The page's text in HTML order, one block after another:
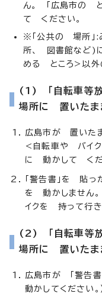
ん。 「広島市の
て ください。
※「公共の 場所
所、 図書館など)
める ところ>以
(1) 「自転車等
場所に 置いた
広島市が 置いた
<自転車や バイ
に 動かして くだ
「警告書」を 貼
を 動かしません
イクを 持って行き
(2) 「自転車等
場所に 置いた
広島市が 「警告
動かしてください。